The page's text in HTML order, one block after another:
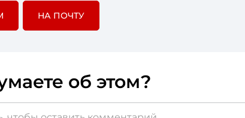
НА ПОЧТУ
об этом?